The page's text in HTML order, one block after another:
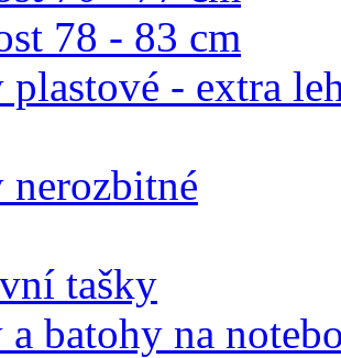
78 - 83 cm
- extra
tašky
a batohy na